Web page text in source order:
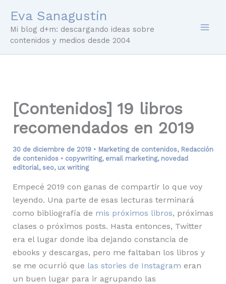
contenido
Eva Sanagustín
Mi blog d+m: descargando ideas sobre
contenidos y medios desde 2004
[Contenidos] 19 libros
recomendados en 2019
30 de diciembre de 2019 • Marketing de contenidos, Redacción
de contenidos• copywriting, email marketing, novedad
editorial, seo, ux writing
Empecé 2019 con ganas de compartir lo que voy
leyendo. Una parte de esas lecturas terminará
como bibliografía de mis próximos libros, próximas
clases o próximos posts. Hasta entonces, Twitter
era el lugar donde iba dejando constancia de
ebooks y descargas, pero me faltaban los libros y
se me ocurrió que las stories de Instagram eran
un buen lugar para ir agrupando las